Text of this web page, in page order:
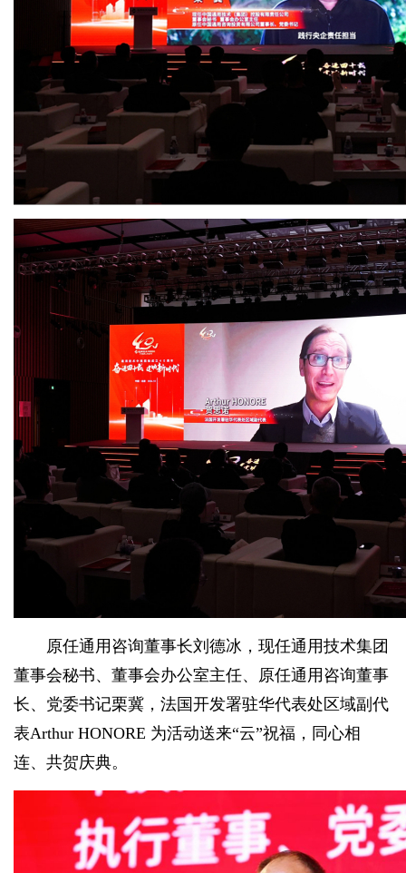
原任通用咨询董事长刘德冰，现任通用技术集团
董事会秘书、董事会办公室主任、原任通用咨询董事
长、党委书记栗冀，法国开发署驻华代表处区域副代
表Arthur HONORE 为活动送来“云”祝福，同心相
连、共贺庆典。